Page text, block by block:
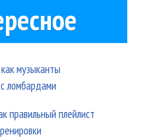
музыканты
ломбардами
правильный плейлист